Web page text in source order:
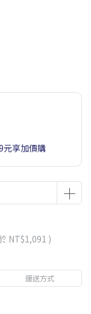
元享加價購
NT$1,091 )
運送方式